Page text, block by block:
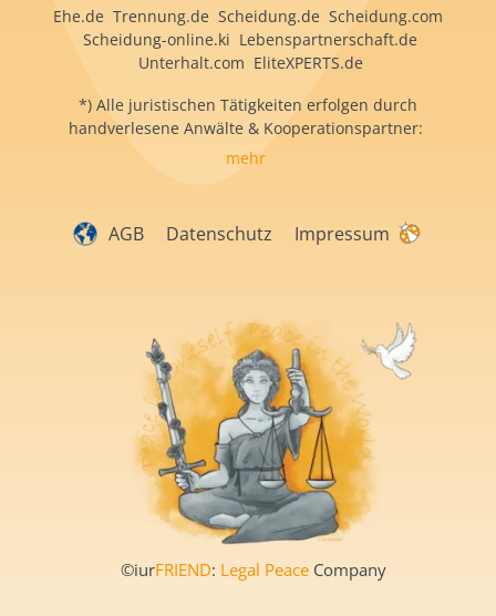
Ehe.de Trennung.de Scheidung.de Scheidung.com
Scheidung-online.ki Lebenspartnerschaft.de
Unterhalt.com EliteXPERTS.de
*) Alle juristischen Tätigkeiten erfolgen durch
handverlesene Anwälte & Kooperationspartner:
mehr
AGB Datenschutz Impressum
©iurFRIEND: Legal Peace Company